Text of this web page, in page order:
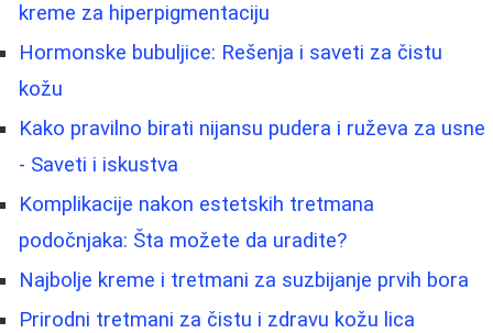
kreme za hiperpigmentaciju
Hormonske bubuljice: Rešenja i saveti za čistu
kožu
Kako pravilno birati nijansu pudera i ruževa za usne
- Saveti i iskustva
Komplikacije nakon estetskih tretmana
podočnjaka: Šta možete da uradite?
Najbolje kreme i tretmani za suzbijanje prvih bora
Prirodni tretmani za čistu i zdravu kožu lica